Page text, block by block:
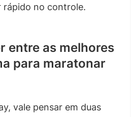
rápido no controle.
entre as melhores
para maratonar
vale pensar em duas